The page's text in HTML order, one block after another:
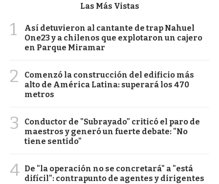
Las Más Vistas
1
Así detuvieron al cantante de trap Nahuel
One23 y a chilenos que explotaron un cajero
en Parque Miramar
2
Comenzó la construcción del edificio más
alto de América Latina: superará los 470
metros
3
Conductor de "Subrayado" criticó el paro de
maestros y generó un fuerte debate: "No
tiene sentido"
4 De "la operación no se concretará" a "está
difícil": contrapunto de agentes y dirigentes